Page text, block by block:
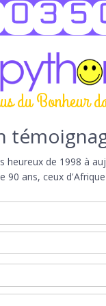
du Bonheur
heureux de 1998 à
90 ans, ceux